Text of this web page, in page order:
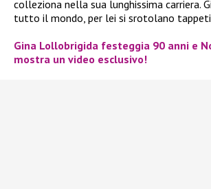
colleziona nella sua lunghissima carriera.
tutto il mondo, per lei si srotolano tappeti
Gina Lollobrigida festeggia 90 anni e
mostra un video esclusivo!